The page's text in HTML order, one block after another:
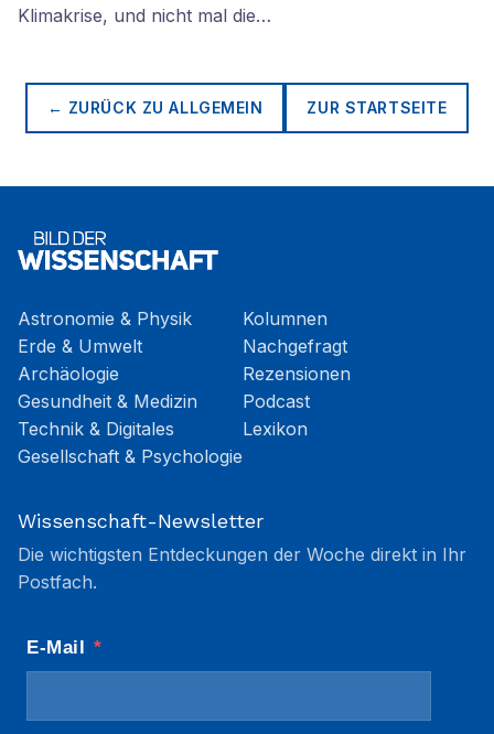
Klimakrise, und nicht mal die…
← ZURÜCK ZUALLGEMEIN ZUR STARTSEITE
Astronomie & Physik
Erde & Umwelt
Archäologie
Gesundheit & Medizin
Technik & Digitales
Gesellschaft & Psychologie
Kolumnen
Nachgefragt
Rezensionen
Podcast
Lexikon
Wissenschaft-Newsletter
Die wichtigsten Entdeckungen der Woche direkt in Ihr
Postfach.